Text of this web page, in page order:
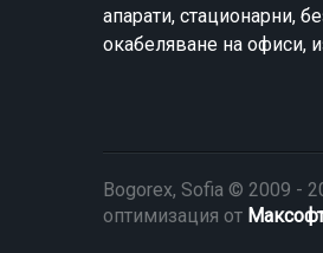
апарати, стационарни,
окабеляване на офиси,
Bogorex, Sofia © 2009 -
оптимизация от